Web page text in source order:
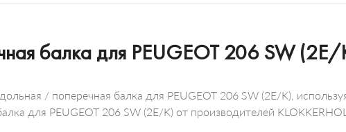
балка для PEUGEOT 206 SW
/ поперечная балка для PEUGEOT 206 SW (2E/K),
для PEUGEOT 206 SW (2E/K) от производителей